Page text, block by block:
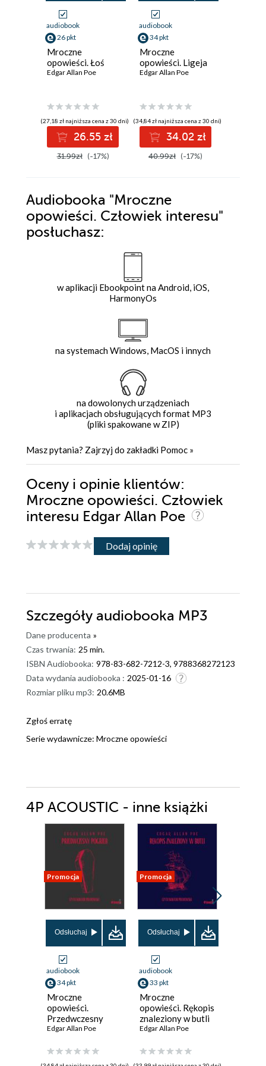
audiobook
26 pkt
Mroczne
opowieści. Łoś
Edgar Allan Poe
(27,18 zł najniższa cena z 30 dni)
26.55 zł
31.99zł (-17%)
audiobook
34 pkt
Mroczne
opowieści. Ligeja
Edgar Allan Poe
(34,84 zł najniższa cena z 30 dni)
34.02 zł
40.99zł (-17%)
Audiobooka "Mroczne
opowieści. Człowiek interesu"
posłuchasz:
w aplikacji Ebookpoint na Android, iOS,
HarmonyOs
na systemach Windows, MacOS i innych
na dowolonych urządzeniach
i aplikacjach obsługujących format MP3
(pliki spakowane w ZIP)
Masz pytania? Zajrzyj do zakładki Pomoc »
Oceny i opinie klientów:
Mroczne opowieści. Człowiek
interesu Edgar Allan Poe
Dodaj opinię
Szczegóły audiobooka MP3
Dane producenta »
Czas trwania: 25 min.
ISBN Audiobooka: 978-83-682-7212-3, 9788368272123
Data wydania audiobooka : 2025-01-16
Rozmiar pliku mp3: 20.6MB
Zgłoś erratę
Serie wydawnicze: Mroczne opowieści
4P ACOUSTIC - inne książki
Promocja
Odsłuchaj
audiobook
34 pkt
Mroczne
opowieści.
Przedwczesny
pogrzeb
Edgar Allan Poe
Promocja
Odsłuchaj
audiobook
33 pkt
Mroczne
opowieści. Rękopis
znaleziony w butli
Edgar Allan Poe